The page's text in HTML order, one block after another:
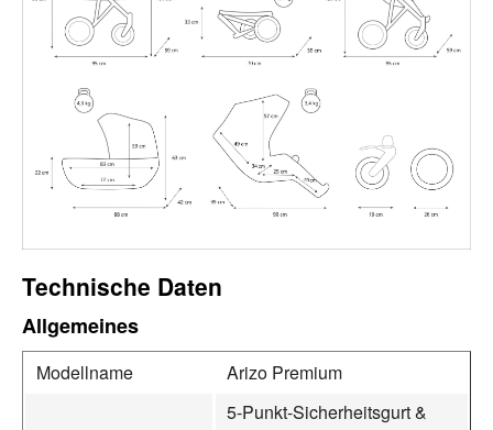
Technische Daten
Allgemeines
Modellname Arizo Premium
5-Punkt-Sicherheitsgurt &